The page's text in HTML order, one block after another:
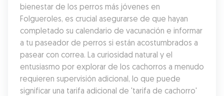
bienestar de los perros más jóvenes en
Folgueroles, es crucial asegurarse de que hayan
completado su calendario de vacunación e informar
a tu paseador de perros si están acostumbrados a
pasear con correa. La curiosidad natural y el
entusiasmo por explorar de los cachorros a menudo
requieren supervisión adicional, lo que puede
significar una tarifa adicional de 'tarifa de cachorro'